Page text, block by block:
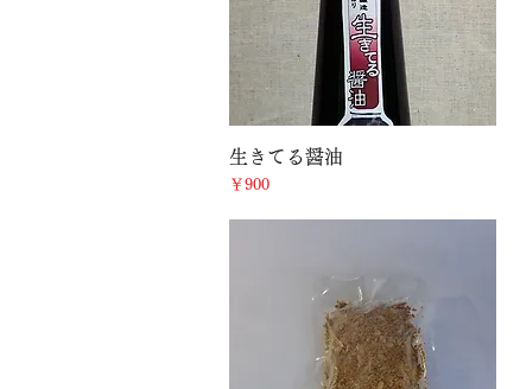
クイックビュー
生きてる醤油
価格
￥900